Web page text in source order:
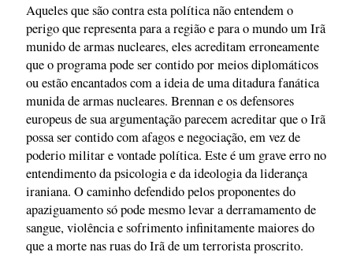
Aqueles que são contra esta política não entendem o
perigo que representa para a região e para o mundo um Irã
munido de armas nucleares, eles acreditam erroneamente
que o programa pode ser contido por meios diplomáticos
ou estão encantados com a ideia de uma ditadura fanática
munida de armas nucleares. Brennan e os defensores
europeus de sua argumentação parecem acreditar que o Irã
possa ser contido com afagos e negociação, em vez de
poderio militar e vontade política. Este é um grave erro no
entendimento da psicologia e da ideologia da liderança
iraniana. O caminho defendido pelos proponentes do
apaziguamento só pode mesmo levar a derramamento de
sangue, violência e sofrimento infinitamente maiores do
que a morte nas ruas do Irã de um terrorista proscrito.